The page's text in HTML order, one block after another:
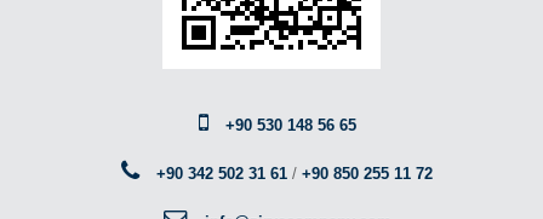
+90 530 148 56 65
+90 342 502 31 61 /+90 850 255 11 72